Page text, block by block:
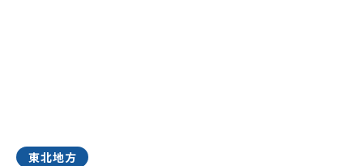
東北地方